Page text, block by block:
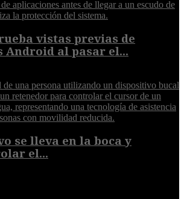
vistas previas de
Android al pasar el...
se lleva en la boca y
el...